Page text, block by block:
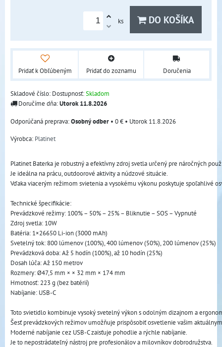
ks DO KOŠÍKA
Pridať k Obľúbeným Pridať do zoznamu Doručenia
Skladové číslo: Dostupnosť:Skladom
Doručíme dňa:Utorok11.8.2026
Osobný odber • 0 € • Utorok 11.8.2026
Výrobca: Platinet
Platinet Baterka je robustný a efektívny zdroj svetla určený pre náročných
Je ideálna na prácu, outdoorové aktivity a núdzové situácie.
Vďaka viacerým režimom svietenia a vysokému výkonu poskytuje spoľahlivé
Technické špecifikácie:
Prevádzkové režimy: 100% – 50% – 25% – Bliknutie – SOS – Vypnuté
Zdroj svetla: 10W
Batéria: 1×26650 Li-ion (3000 mAh)
Svetelný tok: 800 lúmenov (100%), 400 lúmenov (50%), 200 lúmenov (25%)
Prevádzková doba: Až 5 hodín (100%), až 10 hodín (25%)
Dosah lúča: Až 150 metrov
Rozmery: Ø47,5 mm × × 32 mm × 174 mm
Hmotnosť: 223 g (bez batérií)
Nabíjanie: USB-C
Toto svietidlo kombinuje vysoký svetelný výkon s odolným dizajnom a
Šesť prevádzkových režimov umožňuje prispôsobiť osvetlenie vašim
Moderné nabíjanie cez USB-C zaisťuje pohodlie a rýchle nabíjanie.
Je to nepostrádateľný nástroj pre profesionálov a milovníkov dobrodružstva.